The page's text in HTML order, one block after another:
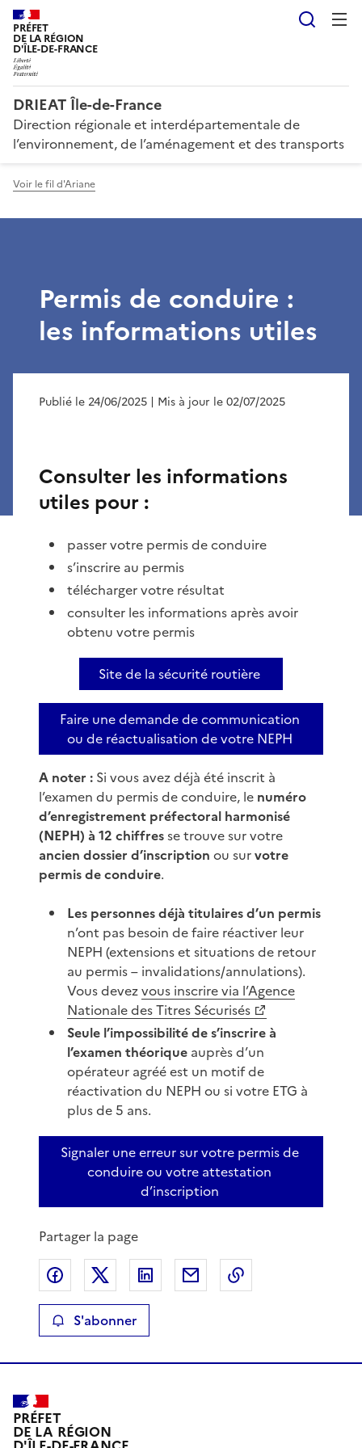
PRÉFET
DE LA RÉGION
D'ÎLE-DE-FRANCE
DRIEAT Île-de-France
Direction régionale et interdépartementale de
l’environnement, de l’aménagement et des transports
Voir le fil d'Ariane
Permis de conduire :
les informations utiles
Publié le 24/06/2025 | Mis à jour le 02/07/2025
Consulter les informations
utiles pour :
passer votre permis de conduire
s’inscrire au permis
télécharger votre résultat
consulter les informations après avoir
obtenu votre permis
Site de la sécurité routière
Faire une demande de communication
ou de réactualisation de votre NEPH
A noter : Si vous avez déjà été inscrit à
l’examen du permis de conduire, le numéro
d’enregistrement préfectoral harmonisé
(NEPH) à 12 chiffresse trouve sur votre
ancien dossier d’inscription ou survotre
permis de conduire.
Les personnes déjà titulaires d’un permis
n’ont pas besoin de faire réactiver leur
NEPH (extensions et situations de retour
au permis – invalidations/annulations).
Vous devezvous inscrire via l’Agence
Nationale des Titres Sécurisés
Seule l’impossibilité de s’inscrire à
l’examen théorique auprès d’un
opérateur agréé est un motif de
réactivation du NEPH ou si votre ETG à
plus de 5 ans.
Signaler une erreur sur votre permis de
conduire ou votre attestation
d’inscription
Partager la page
Partager sur Facebook
Partager sur XPartager sur LinkedIn
Partager par email
S'abonner
PRÉFET
DE LA RÉGION